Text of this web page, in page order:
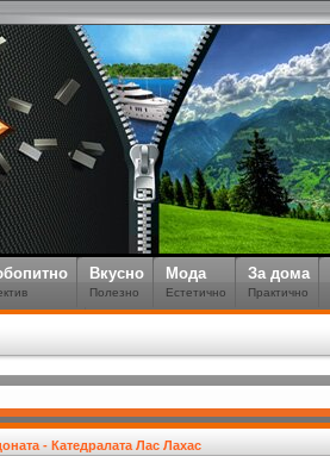
Вкусно
Полезно
Мода
Естетично
За дома
Практично
- Катедралата Лас Лахас